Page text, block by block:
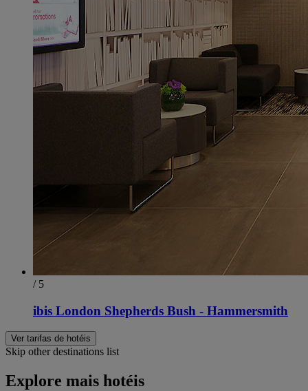
/ 5
ibis London Shepherds Bush - Hammersmith
Ver tarifas de hotéis
Skip other destinations list
Explore mais hotéis